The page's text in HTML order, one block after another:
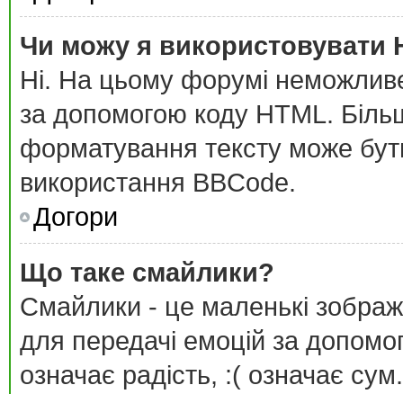
Чи можу я використовувати
Ні. На цьому форумі
за допомогою коду HTML.
форматування тексту може
використання BBCode.
Догори
Що таке смайлики?
Смайлики - це маленькі
для передачі емоцій за
означає радість, :( означає